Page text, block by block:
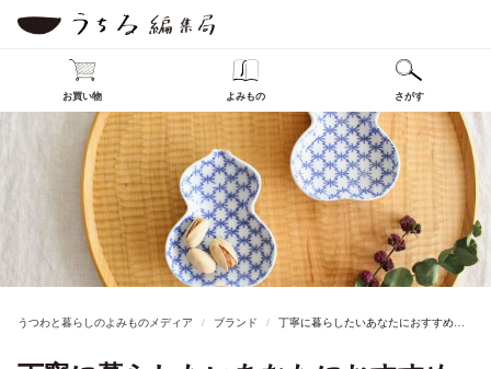
お買い物 よみもの さがす
うつわと暮らしのよみものメディア ブランド 丁寧に暮らしたいあなたにおすすめ【東屋】の暮らしの道具16選